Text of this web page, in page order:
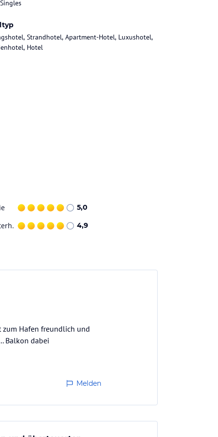
Strandhotel, Apartment-Hotel, Luxushotel,
Hotel
5,0
4,9
zum Hafen freundlich und
Balkon dabei
Melden